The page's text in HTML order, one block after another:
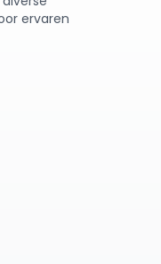
ervaren